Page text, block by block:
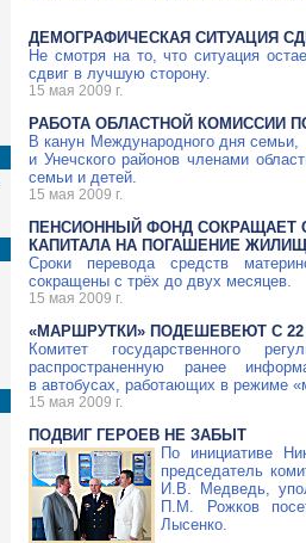
ДЕМОГРАФИЧЕСКАЯ СИТУАЦИЯ
Не смотря на то, что ситуация
сдвиг в лучшую сторону.
15 мая 2009 г.
РАБОТА ОБЛАСТНОЙ КОМИССИИ
В канун Международного дня
и Унечского районов членами
семьи и детей.
15 мая 2009 г.
ПЕНСИОННЫЙ ФОНД СОКРАЩАЕТ
КАПИТАЛА НА ПОГАШЕНИЕ
Сроки перевода средств
сокращены с трёх до двух месяцев.
15 мая 2009 г.
«МАРШРУТКИ» ПОДЕШЕВЕЮТ С
Комитет государственного
распространенную ранее
в автобусах, работающих в режиме
15 мая 2009 г.
ПОДВИГ ГЕРОЕВ НЕ ЗАБЫТ
По инициативе
председатель
И.В. Медведь,
П.М. Рожков
Лысенко.